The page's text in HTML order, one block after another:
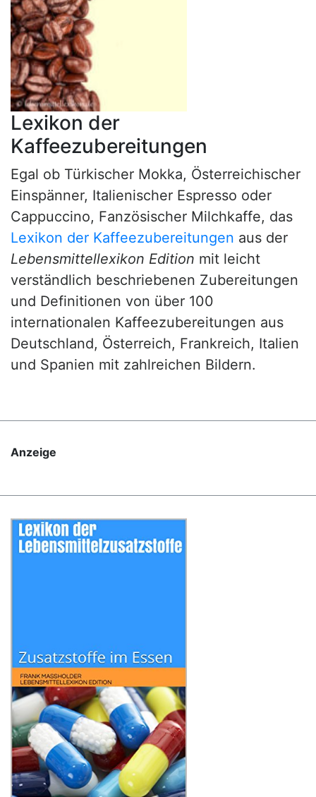
Lexikon der
Kaffeezubereitungen
Egal ob Türkischer Mokka, Österreichischer
Einspänner, Italienischer Espresso oder
Cappuccino, Fanzösischer Milchkaffe, das
Lexikon der Kaffeezubereitungen aus der
Lebensmittellexikon Edition mit leicht
verständlich beschriebenen Zubereitungen
und Definitionen von über 100
internationalen Kaffeezubereitungen aus
Deutschland, Österreich, Frankreich, Italien
und Spanien mit zahlreichen Bildern.
Anzeige